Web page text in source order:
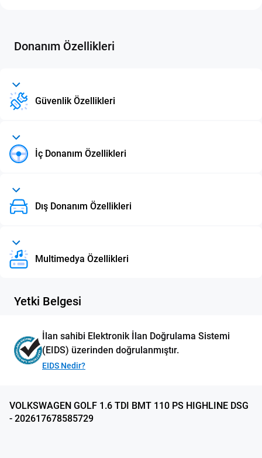
Donanım Özellikleri
Güvenlik Özellikleri
İç Donanım Özellikleri
Dış Donanım Özellikleri
Multimedya Özellikleri
Yetki Belgesi
İlan sahibi Elektronik İlan Doğrulama Sistemi
(EIDS) üzerinden doğrulanmıştır.
EIDS Nedir?
VOLKSWAGEN GOLF 1.6 TDI BMT 110 PS HIGHLINE DSG
- 202617678585729